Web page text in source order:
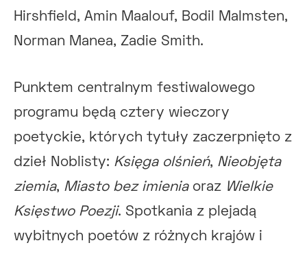
Hirshfield, Amin Maalouf, Bodil Malmsten,
Norman Manea, Zadie Smith.
Punktem centralnym festiwalowego
programu będą cztery wieczory
poetyckie, których tytuły zaczerpnięto z
dzieł Noblisty: Księga olśnień, Nieobjęta
ziemia, Miasto bez imieniaoraz Wielkie
Księstwo Poezji. Spotkania z plejadą
wybitnych poetów z różnych krajów i